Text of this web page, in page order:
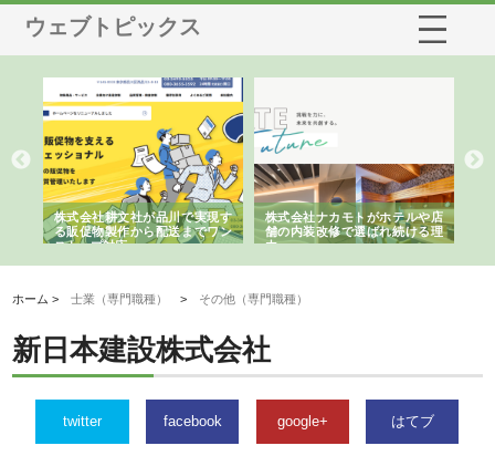
ウェブトピックス
株式会社耕文社が品川で実現す
る販促物製作から配送までワン
ストップ対応
株式会社ナカモトがホテルや店
舗の内装改修で選ばれ続ける理
由
ホーム >士業（専門職種） > その他（専門職種）
新日本建設株式会社
twitter facebook google+ はてブ